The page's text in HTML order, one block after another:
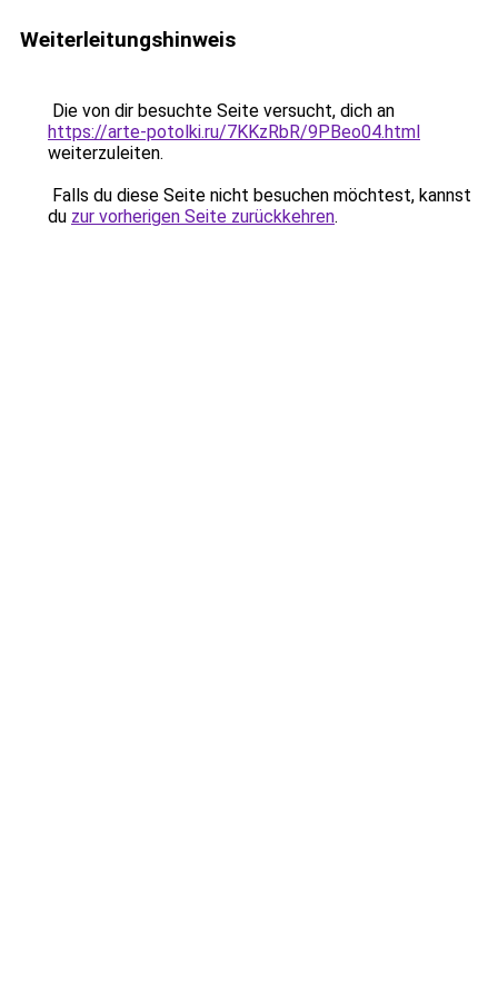
Weiterleitungshinweis
Die von dir besuchte Seite versucht, dich an
https://arte-potolki.ru/7KKzRbR/9PBeo04.html
weiterzuleiten.
Falls du diese Seite nicht besuchen möchtest, kannst
du zur vorherigen Seite zurückkehren.